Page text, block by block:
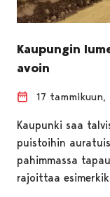
Kaupungin
avoin
17 tammikuun,
Kaupunki saa
puistoihin
pahimmassa
rajoittaa